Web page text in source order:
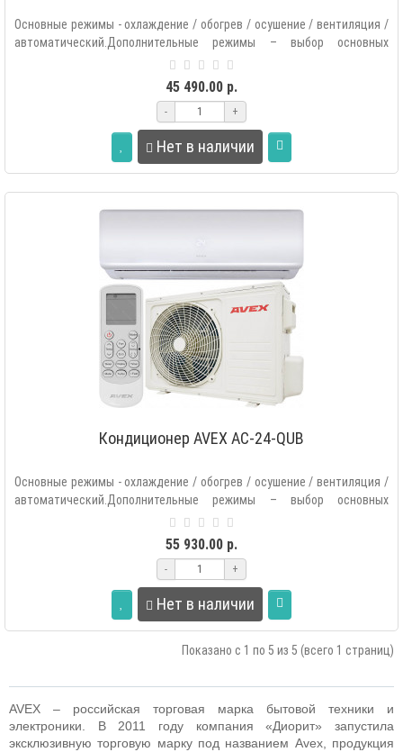
Основные режимы - охлаждение / обогрев / осушение / вентиляция /
автоматический.Дополнительные режимы – выбор основных
45 490.00 р.
- +
Нет в наличии
Кондиционер AVEX AC-24-QUB
Основные режимы - охлаждение / обогрев / осушение / вентиляция /
автоматический.Дополнительные режимы – выбор основных
55 930.00 р.
- +
Нет в наличии
Показано с 1 по 5 из 5 (всего 1 страниц)
AVEX – российская торговая марка бытовой техники и
электроники. В 2011 году компания «Диорит» запустила
эксклюзивную торговую марку под названием Avex, продукция